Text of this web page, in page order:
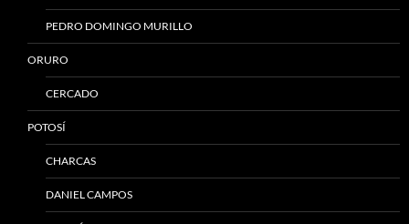
PEDRO DOMINGO MURILLO
ORURO
CERCADO
POTOSÍ
CHARCAS
DANIEL CAMPOS